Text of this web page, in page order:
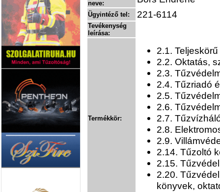
neve:
Ügyintéző tel: 221-6114
Tevékenység
leírása:
Termékkör:
2.1.
2.2. Oktatás,
2.3.
2.4. Tűzriadó
2.5.
2.6.
2.7.
2.8.
2.9.
2.14. Tűzoltó
2.15.
2.20.
könyvek,